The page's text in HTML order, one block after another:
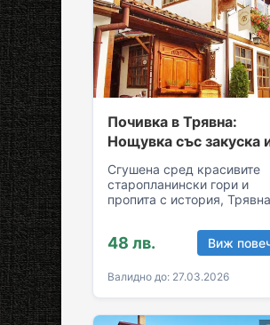
Почивка в Трявна:
Нощувка със закуска
възможност за обяд и
вечеря
Сгушена сред красивите
старопланински гори и
пропита с история,
спокойствие и култура!
Грабни ваучер за…
48 лв. Виж
Валидно до: 27.03.2026